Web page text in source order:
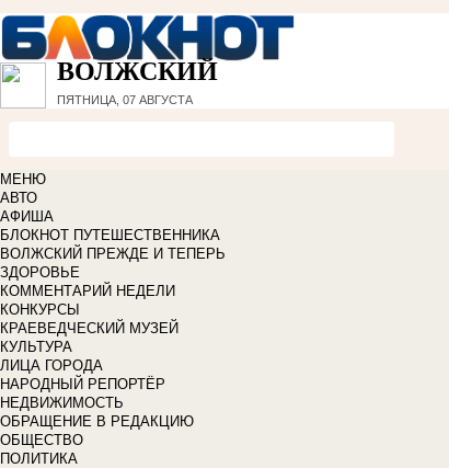
ВОЛЖСКИЙ
ПЯТНИЦА, 07 АВГУСТА
МЕНЮ
АВТО
АФИША
БЛОКНОТ ПУТЕШЕСТВЕННИКА
ВОЛЖСКИЙ ПРЕЖДЕ И ТЕПЕРЬ
ЗДОРОВЬЕ
КОММЕНТАРИЙ НЕДЕЛИ
КОНКУРСЫ
КРАЕВЕДЧЕСКИЙ МУЗЕЙ
КУЛЬТУРА
ЛИЦА ГОРОДА
НАРОДНЫЙ РЕПОРТЁР
НЕДВИЖИМОСТЬ
ОБРАЩЕНИЕ В РЕДАКЦИЮ
ОБЩЕСТВО
ПОЛИТИКА